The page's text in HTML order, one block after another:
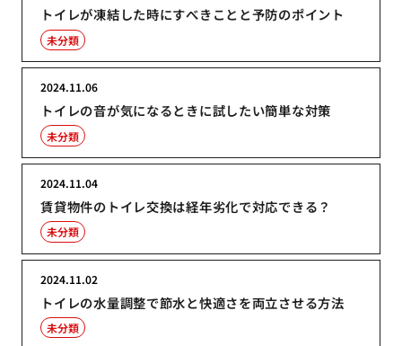
トイレが凍結した時にすべきことと予防のポイント
未分類
トイレの音が気になるときに試したい簡単な対策
2024.11.06
未分類
賃貸物件のトイレ交換は経年劣化で対応できる？
2024.11.04
未分類
トイレの水量調整で節水と快適さを両立させる方法
2024.11.02
未分類